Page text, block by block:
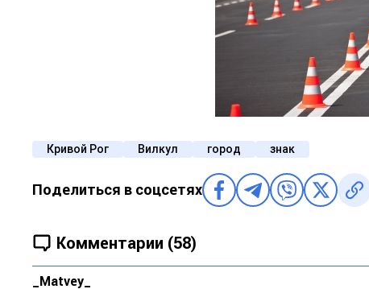
Кривой Рог Вилкул город знак
Поделиться в соцсетях
Комментарии (58)
_Matvey_